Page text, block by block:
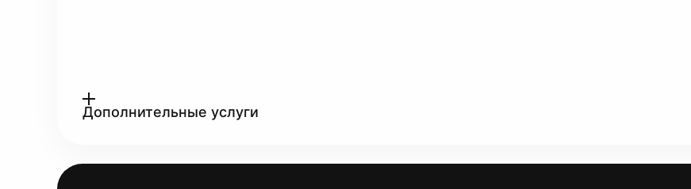
Дополнительные услуги